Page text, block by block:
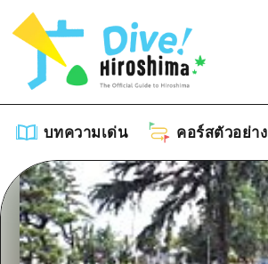
บทความเด่น คอร์สตัวอย่าง
บทความเด่น
รายการ
คอร์สตัวอย่าง